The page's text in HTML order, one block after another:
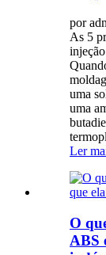
por
As 5
uma
uma
Ler
O
ABS